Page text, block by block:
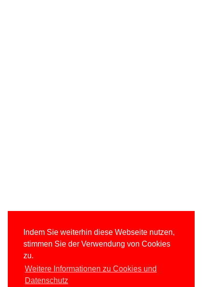
Indem Sie weiterhin diese Webseite nutzen,
stimmen Sie der Verwendung von Cookies
zu.
Weitere Informationen zu Cookies und
Datenschutz